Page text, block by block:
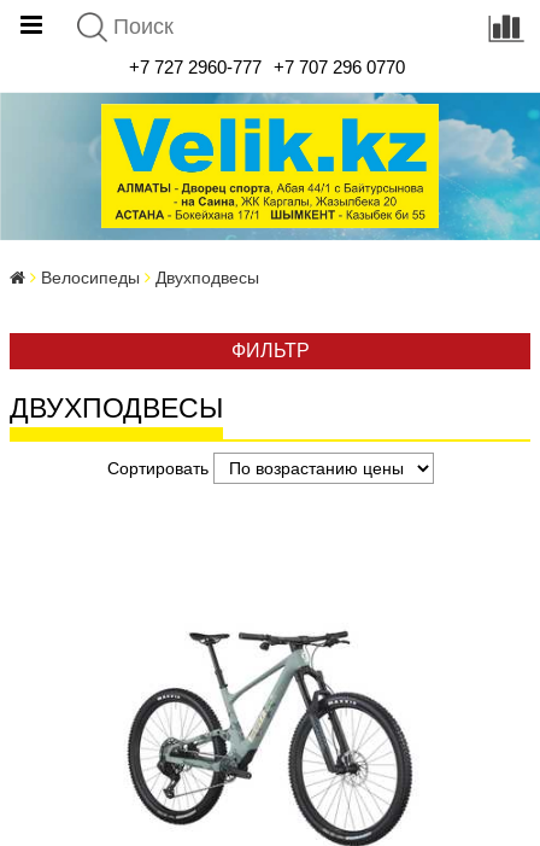
+7 727 2960-777 +7 707 296 0770
Велосипеды Двухподвесы
ФИЛЬТР
ДВУХПОДВЕСЫ
Сортировать